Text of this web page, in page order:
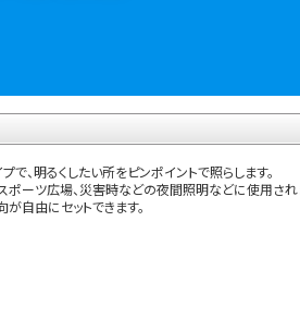
で、明るくしたい所をピンポイントで照らします。
ポーツ広場、災害時などの夜間照明などに使用され
が自由にセットできます。